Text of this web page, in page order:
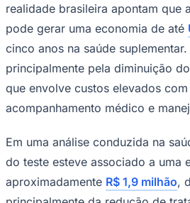
Palmeiras
realidade brasileira apontam que
pode gerar uma economia de até
cinco anos na saúde
principalmente pela diminuição
que envolve custos elevados
acompanhamento médico e
Em uma análise conduzida na
do teste esteve associado a uma
aproximadamente R$ 1,9 milhão,